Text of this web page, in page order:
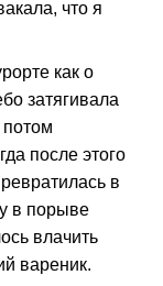
что я
как о
затягивала
потом
после этого
в
в порыве
влачить
вареник.